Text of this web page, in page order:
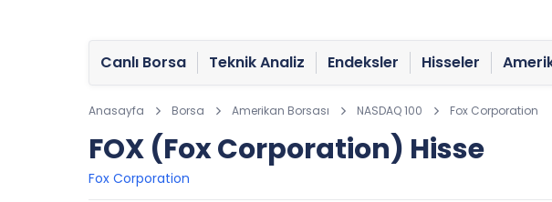
Canlı Borsa Teknik Analiz Endeksler Hisseler
Anasayfa Borsa Amerikan Borsası NASDAQ 100 Fox Corporation
FOX (Fox Corporation) Hisse
Fox Corporation